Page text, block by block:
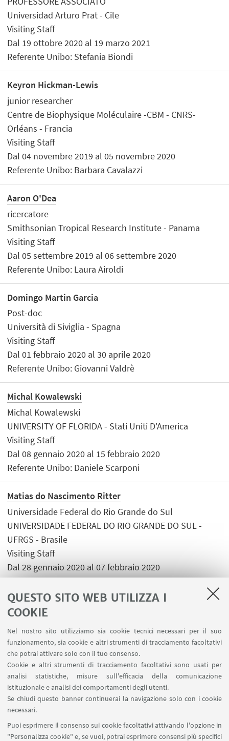
QUESTO SITO WEB UTILIZZA I
COOKIE
Nel nostro sito utilizziamo sia cookie tecnici necessari per il suo
funzionamento, sia cookie e altri strumenti di tracciamento facoltativi
che potrai attivare solo con il tuo consenso.
Cookie e altri strumenti di tracciamento facoltativi sono usati per
analisi statistiche, misure sull'efficacia della comunicazione
istituzionale e analisi dei comportamenti degli utenti.
Se chiudi questo banner continuerai la navigazione solo con i cookie
necessari.
Puoi esprimere il consenso sui cookie facoltativi attivando l'opzione in
"Personalizza cookie" e, se vuoi, potrai esprimere consensi più specifici
Universidad Arturo Prat - Cile
Visiting Staff
Dal 19 ottobre 2020 al 19 marzo 2021
Referente Unibo: Stefania Biondi
Keyron Hickman-Lewis
junior researcher
Centre de Biophysique Moléculaire -CBM - CNRS-
Orléans - Francia
Visiting Staff
Dal 04 novembre 2019 al 05 novembre 2020
Referente Unibo: Barbara Cavalazzi
Aaron O'Dea
ricercatore
Smithsonian Tropical Research Institute - Panama
Visiting Staff
Dal 05 settembre 2019 al 06 settembre 2020
Referente Unibo: Laura Airoldi
Domingo Martin Garcia
Post-doc
Università di Siviglia - Spagna
Visiting Staff
Dal 01 febbraio 2020 al 30 aprile 2020
Referente Unibo: Giovanni Valdrè
Michal Kowalewski
Michal Kowalewski
UNIVERSITY OF FLORIDA - Stati Uniti D'America
Visiting Staff
Dal 08 gennaio 2020 al 15 febbraio 2020
Referente Unibo: Daniele Scarponi
Matias do Nascimento Ritter
Universidade Federal do Rio Grande do Sul
UNIVERSIDADE FEDERAL DO RIO GRANDE DO SUL -
UFRGS - Brasile
Visiting Staff
Dal 28 gennaio 2020 al 07 febbraio 2020
Referente Unibo: Daniele Scarponi
LINK UTILI
Area riservata
Contatti
Prenotazione aule BiGeA
SEGUI UNIBO SU: